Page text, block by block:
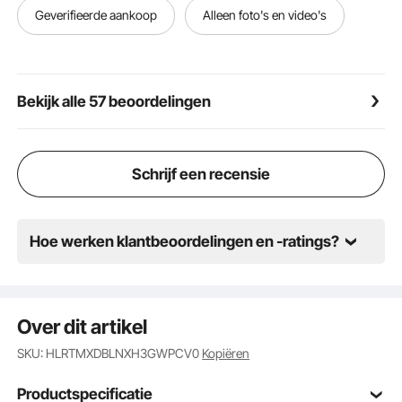
MULTIFUNCTIONEEL: Of het nu in het laboratorium,
in het klaslokaal of in een trainingscentrum is, onze
studenten en stagiaires die hun verpleegkundige
Geverifieerde aankoop Alleen foto's en video's
Bekijk alle 57 beoordelingen
Schrijf een recensie
Hoe werken klantbeoordelingen en -ratings?
Over dit artikel
SKU: HLRTMXDBLNXH3GWPCV0 Kopiëren
Productspecificatie